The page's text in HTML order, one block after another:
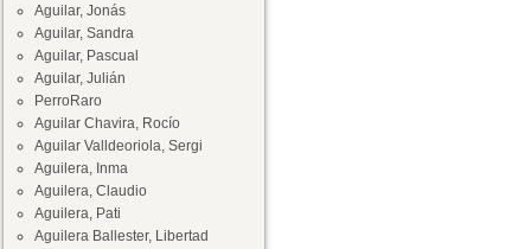
Aguilar, Jonás
Aguilar, Sandra
Aguilar, Pascual
Aguilar, Julián
PerroRaro
Aguilar Chavira, Rocío
Aguilar Valldeoriola, Sergi
Aguilera, Inma
Aguilera, Claudio
Aguilera, Pati
Aguilera Ballester, Libertad